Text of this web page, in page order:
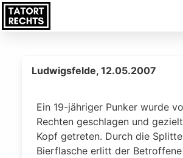
Ludwigsfelde, 12.05.2007
Ein 19-jähriger Punker wurde
Rechten geschlagen und
Kopf getreten. Durch die
Bierflasche erlitt der Betroffene